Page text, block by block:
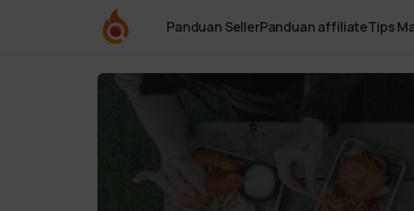
Panduan SellerPanduan affiliateTips